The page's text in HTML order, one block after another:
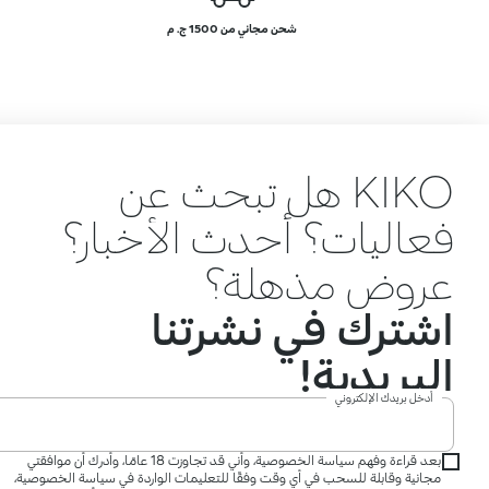
شحن مجاني من 1500 ج. م
KIKO هل تبحث عن
فعاليات؟ أحدث الأخبار؟
عروض مذهلة؟
اشترك في نشرتنا
البريدية!
أدخل بريدك الإلكتروني
بعد قراءة وفهم سياسة الخصوصية، وأني قد تجاوزت 18 عامًا، وأدرك أن موافقتي
مجانية وقابلة للسحب في أي وقت وفقًا للتعليمات الواردة في سياسة الخصوصية،